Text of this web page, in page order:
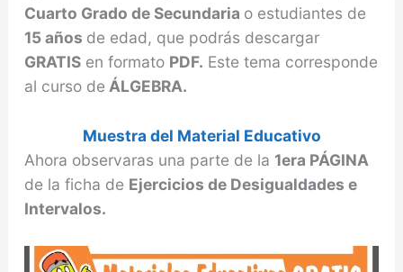
Cuarto Grado de Secundaria o estudiantes de
15 años de edad, que podrás descargar
GRATISen formato PDF. Este tema corresponde
al curso de ÁLGEBRA.
Muestra del Material Educativo
Ahora observaras una parte de la 1era PÁGINA
de la ficha de Ejercicios de Desigualdades e
Intervalos.